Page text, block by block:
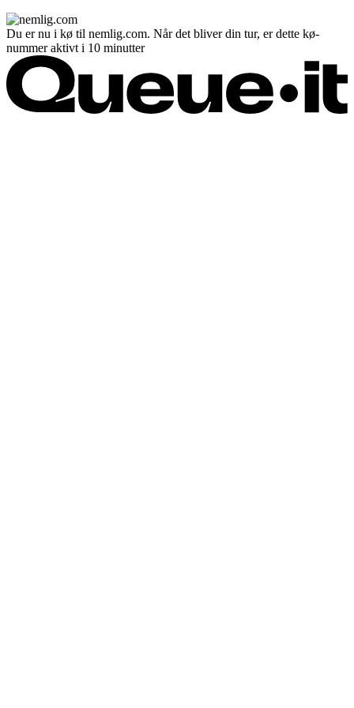
Du er nu i kø til nemlig.com. Når det bliver din tur, er dette kø-
nummer aktivt i 10 minutter